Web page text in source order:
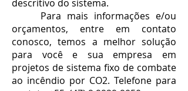
descritivo do sistema.
Para mais informações e/ou
orçamentos, entre em contato
conosco, temos a melhor solução
para você e sua empresa em
projetos de sistema fixo de combate
ao incêndio por CO2. Telefone para